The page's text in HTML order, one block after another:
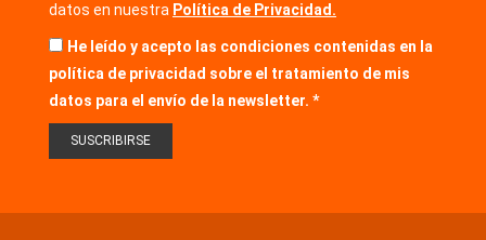
datos en nuestra Política de Privacidad.
He leído y acepto las condiciones contenidas en la
política de privacidad sobre el tratamiento de mis
datos para el envío de la newsletter.